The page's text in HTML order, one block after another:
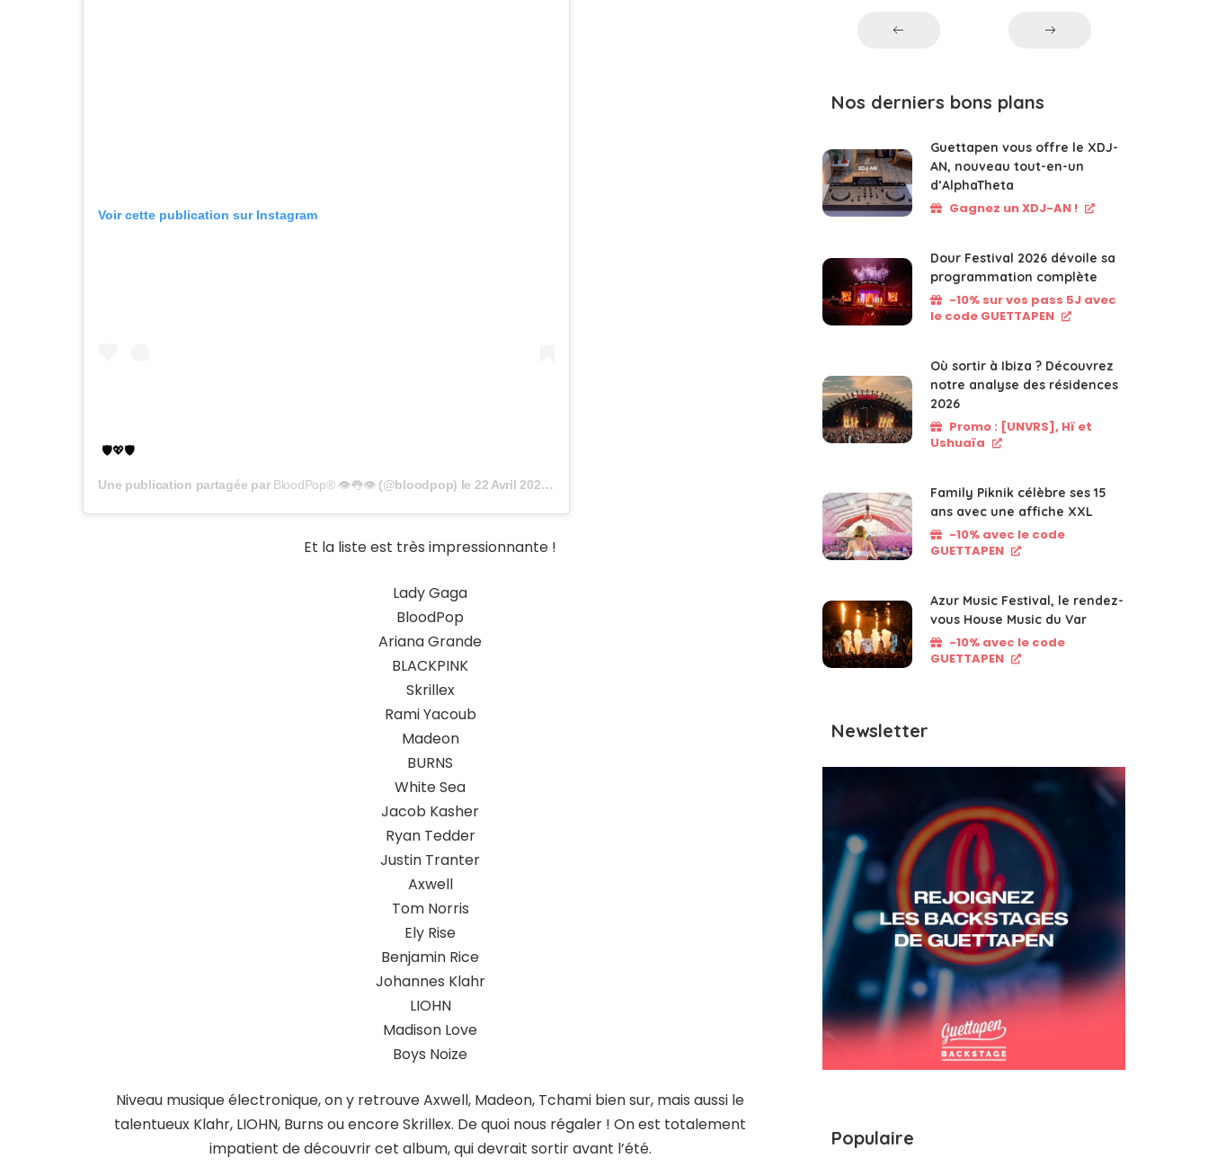
Voir cette publication sur Instagram
🛡💖🛡
Une publication partagée par BloodPop® 👁👅👁(@bloodpop) le 22 Avril 2020 à 1 :57 PDT
Et la liste est très impressionnante !
Lady Gaga
BloodPop
Ariana Grande
BLACKPINK
Skrillex
Rami Yacoub
Madeon
BURNS
White Sea
Jacob Kasher
Ryan Tedder
Justin Tranter
Axwell
Tom Norris
Ely Rise
Benjamin Rice
Johannes Klahr
LIOHN
Madison Love
Boys Noize
Niveau musique électronique, on y retrouve Axwell, Madeon, Tchami bien sur, mais aussi le
talentueux Klahr, LIOHN, Burns ou encore Skrillex. De quoi nous régaler ! On est totalement
impatient de découvrir cet album, qui devrait sortir avant l’été.
Nos derniers bons plans
Guettapen vous offre le XDJ-
AN, nouveau tout-en-un
d’AlphaTheta
Gagnez un XDJ-AN !
Dour Festival 2026 dévoile sa
programmation complète
-10% sur vos pass 5J avec
le code GUETTAPEN
Où sortir à Ibiza ? Découvrez
notre analyse des résidences
2026
Promo : [UNVRS], Hï et
Ushuaïa
Family Piknik célèbre ses 15
ans avec une affiche XXL
-10% avec le code
GUETTAPEN
Azur Music Festival, le rendez-
vous House Music du Var
-10% avec le code
GUETTAPEN
Newsletter
Populaire